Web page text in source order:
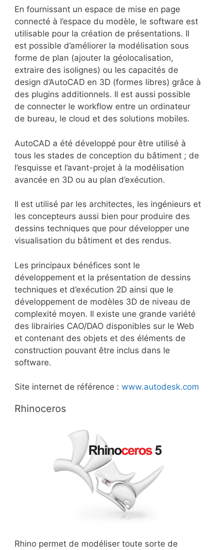
En fournissant un espace de mise en page
connecté à l’espace du modèle, le software est
utilisable pour la création de présentations. Il
est possible d’améliorer la modélisation sous
forme de plan (ajouter la géolocalisation,
extraire des isolignes) ou les capacités de
design d’AutoCAD en 3D (formes libres) grâce à
des plugins additionnels. Il est aussi possible
de connecter le workflow entre un ordinateur
de bureau, le cloud et des solutions mobiles.
AutoCAD a été développé pour être utilisé à
tous les stades de conception du bâtiment ; de
l’esquisse et l’avant-projet à la modélisation
avancée en 3D ou au plan d’exécution.
Il est utilisé par les architectes, les ingénieurs et
les concepteurs aussi bien pour produire des
dessins techniques que pour développer une
visualisation du bâtiment et des rendus.
Les principaux bénéfices sont le
développement et la présentation de dessins
techniques et d’exécution 2D ainsi que le
développement de modèles 3D de niveau de
complexité moyen. Il existe une grande variété
des librairies CAO/DAO disponibles sur le Web
et contenant des objets et des éléments de
construction pouvant être inclus dans le
software.
Site internet de référence : www.autodesk.com
Rhinoceros
Rhino permet de modéliser toute sorte de